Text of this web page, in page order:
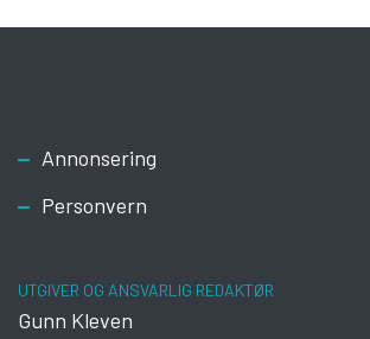
Footer
Annonsering
Personvern
UTGIVER OG ANSVARLIG REDAKTØR
Gunn Kleven